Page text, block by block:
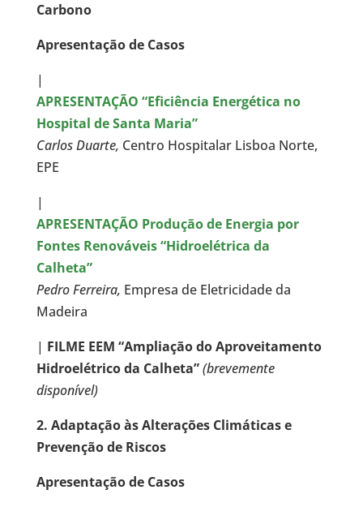
Carbono
Apresentação de Casos
|
APRESENTAÇÃO “Eficiência Energética no
Hospital de Santa Maria”
Carlos Duarte, Centro Hospitalar Lisboa Norte,
EPE
|
APRESENTAÇÃO Produção de Energia por
Fontes Renováveis “Hidroelétrica da
Calheta”
Pedro Ferreira, Empresa de Eletricidade da
Madeira
| FILME EEM “Ampliação do Aproveitamento
Hidroelétrico da Calheta”(brevemente
disponível)
2. Adaptação às Alterações Climáticas e
Prevenção de Riscos
Apresentação de Casos